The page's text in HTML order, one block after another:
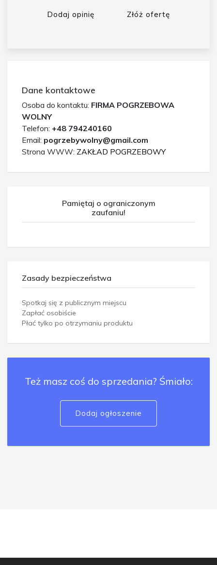
Dodaj opinię Złóż ofertę
Dane kontaktowe
Osoba do kontaktu: FIRMA POGRZEBOWA
WOLNY
Telefon: +48 794240160
Email: pogrzebywolny@gmail.com
Strona WWW: ZAKŁAD POGRZEBOWY
Pamiętaj o ograniczonym
zaufaniu!
Zasady bezpieczeństwa
Spotkaj się z publicznym miejscu
Zapłać osobiście
Płać tylko po otrzymaniu produktu
Też masz coś do sprzedania? Śmiało:
Dodaj ogłoszenie